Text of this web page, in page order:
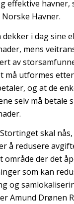
effektive havner,
Havner.
i dag sine
mens
av
må utformes
og at de
selv må betale
skal
å redusere
område der det
som kan
og
Amund Drønen